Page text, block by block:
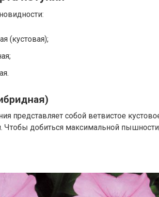
(кустовая);
представляет собой ветвистое
Чтобы добиться максимальной